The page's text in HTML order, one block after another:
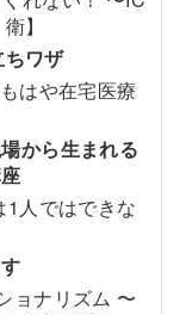
】
ワザ
はや在宅医療
から生まれる
人ではできな
ョナリズム 〜